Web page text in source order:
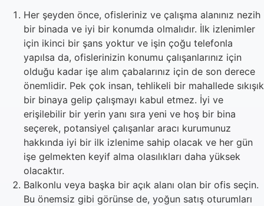
Her şeyden önce, ofisleriniz ve çalışma alanınız nezih
bir binada ve iyi bir konumda olmalıdır. İlk izlenimler
için ikinci bir şans yoktur ve işin çoğu telefonla
yapılsa da, ofislerinizin konumu çalışanlarınız için
olduğu kadar işe alım çabalarınız için de son derece
önemlidir. Pek çok insan, tehlikeli bir mahallede sıkışık
bir binaya gelip çalışmayı kabul etmez. İyi ve
erişilebilir bir yerin yanı sıra yeni ve hoş bir bina
seçerek, potansiyel çalışanlar aracı kurumunuz
hakkında iyi bir ilk izlenime sahip olacak ve her gün
işe gelmekten keyif alma olasılıkları daha yüksek
olacaktır.
Balkonlu veya başka bir açık alanı olan bir ofis seçin.
Bu önemsiz gibi görünse de, yoğun satış oturumları